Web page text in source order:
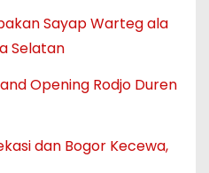
Sayap Warteg ala
Selatan
Opening Rodjo Duren
dan Bogor Kecewa,